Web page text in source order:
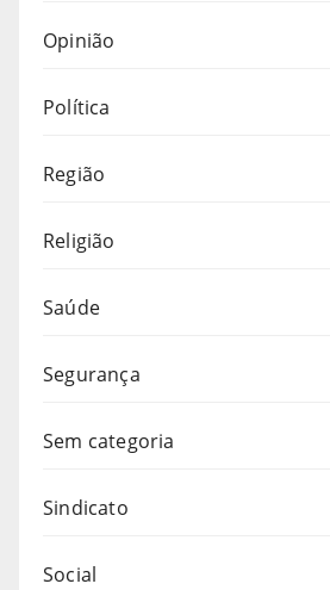
Opinião
Política
Região
Religião
Saúde
Segurança
Sem categoria
Sindicato
Social